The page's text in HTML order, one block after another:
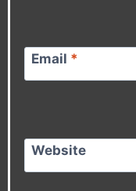
Email *
Website